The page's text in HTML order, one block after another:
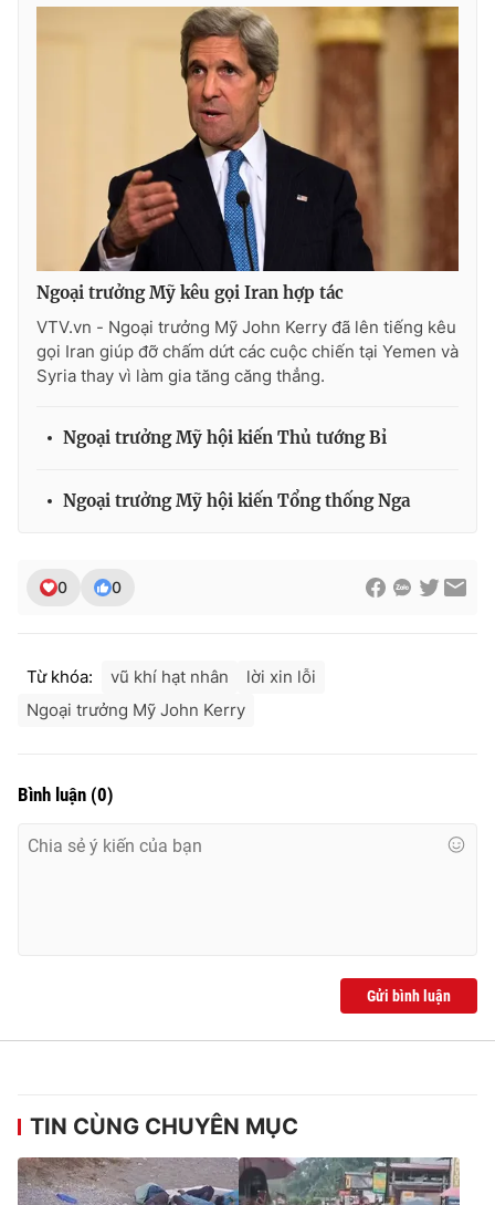
Ðiện thoại Thời báo VTV:024.66 897 897
toasoan@vtv.vn
024-7300.7108
® Cấm sao chép dưới mọi hình thức nếu không có sự chấp
thông tin từ website này.
Ngoại trưởng Mỹ kêu gọi Iran hợp tác
VTV.vn - Ngoại trưởng Mỹ John Kerry đã lên tiếng kêu
gọi Iran giúp đỡ chấm dứt các cuộc chiến tại Yemen và
Syria thay vì làm gia tăng căng thẳng.
Ngoại trưởng Mỹ hội kiến Thủ tướng Bỉ
Ngoại trưởng Mỹ hội kiến Tổng thống Nga
0 0
Từ khóa: vũ khí hạt nhân
lời xin lỗi
Ngoại trưởng Mỹ John Kerry
Bình luận (0)
Gửi bình luận
TIN CÙNG CHUYÊN MỤC